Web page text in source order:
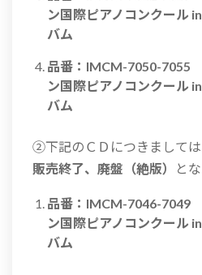
ン国際ピアノコンクール
バム
品番：IMCM-7050-7055
ン国際ピアノコンクール
バム
②下記のＣＤにつきまして
販売終了、廃盤（絶版）
と
品番：IMCM-7046-7049
ン国際ピアノコンクール
バム